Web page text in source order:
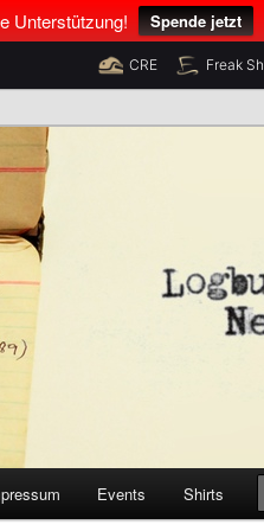
Unterstützung! Spende jetzt
CRE Freak
Events Shirts